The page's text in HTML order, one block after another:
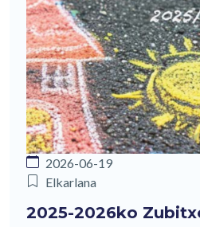
2026-06-19
Elkarlana
2025-2026ko